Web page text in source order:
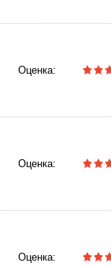
Оценка:
Оценка:
Оценка: